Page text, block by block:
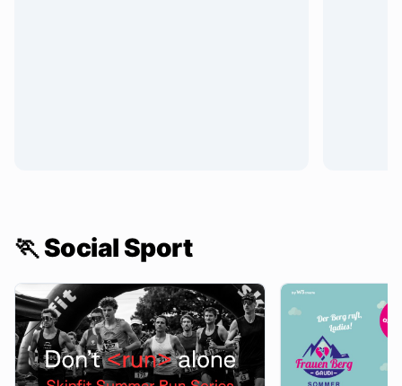
🏃 Social Sport